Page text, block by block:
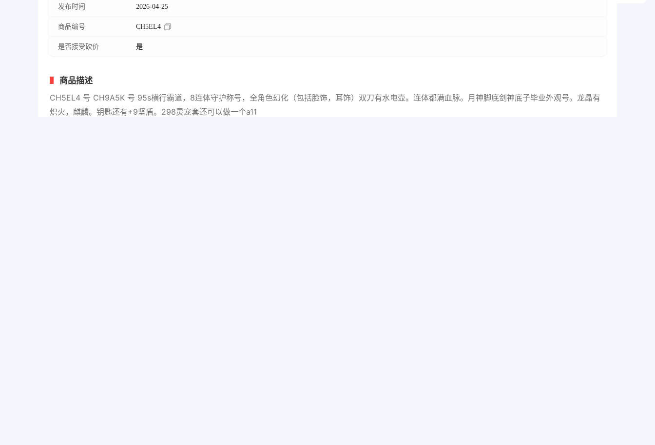
发布时间 2026-04-25
商品编号 CH5EL4
是否接受砍价 是
商品描述
CH5EL4 号 CH9A5K 号 95s横行霸道，8连体守护称号，全角色幻化（包括脸饰，耳饰）双刀有水电壶。连体都满血脉。月神脚底剑神底子毕业外观号。龙晶有
炽火，麒麟。钥匙还有+9坚盾。298灵宠套还可以做一个a11